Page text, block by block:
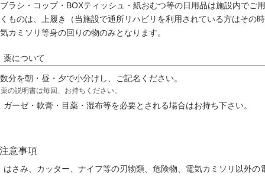
ラシ・コップ・BOXティッシュ・紙おむつ等の日用品は施設内でご
ものは、上履き（当施設で通所リハビリを利用されている方はその
カミソリ等身の回りの物のみとなります。
薬について
分を朝・昼・夕で小分けし、ご記名ください。
の説明書は毎回、お持ちください。
ガーゼ・軟膏・目薬・湿布等を必要とされる場合はお持ち下さい。
注意事項
はさみ、カッター、ナイフ等の刃物類、危険物、電気カミソリ以外